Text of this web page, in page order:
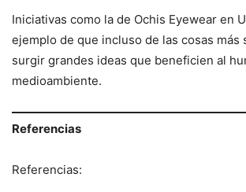
Iniciativas como la de Ochis Eyewear en
ejemplo de que incluso de las cosas más
surgir grandes ideas que beneficien al
medioambiente.
Referencias
Referencias: